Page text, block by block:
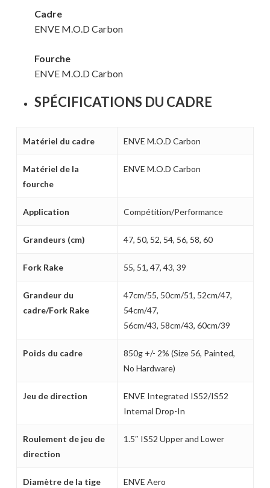
Cadre
ENVE M.O.D Carbon
Fourche
ENVE M.O.D Carbon
SPÉCIFICATIONS DU CADRE
Matériel du cadre ENVE M.O.D Carbon
Matériel de la
fourche
ENVE M.O.D Carbon
Application Compétition/Performance
Grandeurs (cm) 47, 50, 52, 54, 56, 58, 60
Fork Rake 55, 51, 47, 43, 39
Grandeur du
cadre/Fork Rake
47cm/55, 50cm/51, 52cm/47,
54cm/47,
56cm/43, 58cm/43, 60cm/39
Poids du cadre
850g +/- 2% (Size 56, Painted,
No Hardware)
Jeu de direction
ENVE Integrated IS52/IS52
Internal Drop-In
Roulement de jeu de
direction
1.5″ IS52 Upper and Lower
Diamètre de la tige
ENVE Aero